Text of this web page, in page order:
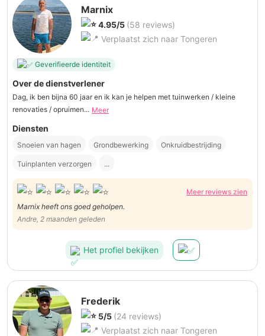
Marnix
4.95/5 (58 reviews)
Verplaatst zich naar Tongeren
Geverifieerde identiteit
Over de dienstverlener
Dag, ik ben bijna 60 jaar en ik kan je helpen met tuinwerken / kleine
renovaties / opruimen... Meer
Diensten
Snoeien van hagen Grondbewerking Onkruidbestrijding
Tuinplanten verzorgen ...
Meer reviews zien
Marnix heeft ons goed geholpen.
Andre, 2 maanden geleden
Het profiel bekijken
Frederik
5/5 (24 reviews)
Verplaatst zich naar Tongeren